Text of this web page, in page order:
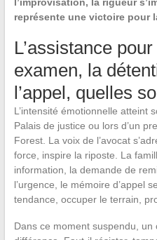
représente une victoire pour
L’assistance
examen, la
l’appel, quelles
L’intensité émotionnelle atteint
Palais de justice ou lors d’un
Forest. La voix de l’avocat
force, inspire la riposte. La
information, la demande de
l’urgence, le mémoire d’appel
tendance, occuper le terrain,
Dans ce moment suspendu,